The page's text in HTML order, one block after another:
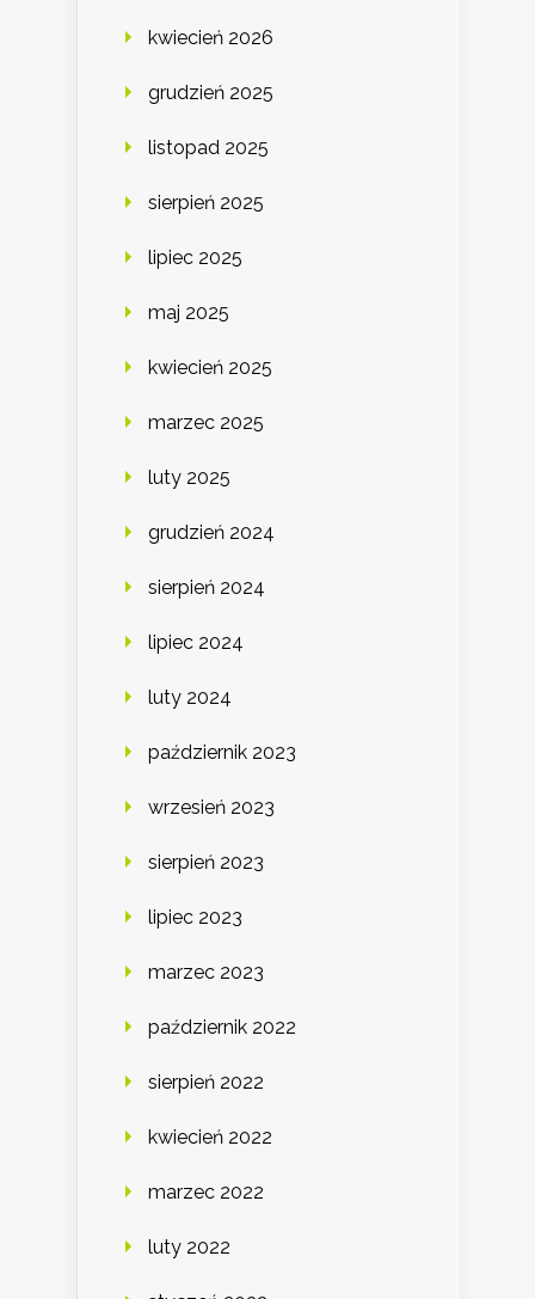
kwiecień 2026
grudzień 2025
listopad 2025
sierpień 2025
lipiec 2025
maj 2025
kwiecień 2025
marzec 2025
luty 2025
grudzień 2024
sierpień 2024
lipiec 2024
luty 2024
październik 2023
wrzesień 2023
sierpień 2023
lipiec 2023
marzec 2023
październik 2022
sierpień 2022
kwiecień 2022
marzec 2022
luty 2022